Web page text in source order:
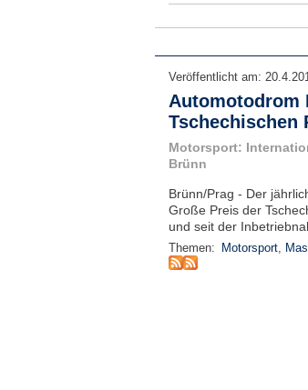
Veröffentlicht am:
Automotodrom
Tschechischen
Motorsport:
Brünn
Brünn/Prag - Der
Große Preis der
und seit der
Themen: Motorsport,